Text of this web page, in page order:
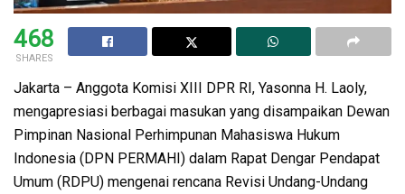
468
SHARES
Jakarta – Anggota Komisi XIII DPR RI, Yasonna H. Laoly,
mengapresiasi berbagai masukan yang disampaikan Dewan
Pimpinan Nasional Perhimpunan Mahasiswa Hukum
Indonesia (DPN PERMAHI) dalam Rapat Dengar Pendapat
Umum (RDPU) mengenai rencana Revisi Undang-Undang